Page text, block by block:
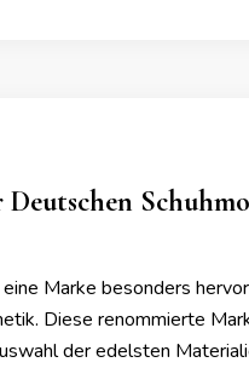
Marke besonders
Diese renommierte
der edelsten